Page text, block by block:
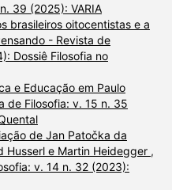
39 (2025): VARIA
brasileiros oitocentistas e a
- Revista de
Dossiê Filosofia no
e Educação em Paulo
de Filosofia: v. 15 n. 35
de Jan Patočka da
Husserl e Martin Heidegger ,
v. 14 n. 32 (2023):